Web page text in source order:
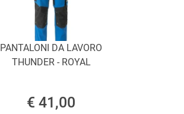
PANTALONI DA LAVORO
THUNDER - ROYAL
€ 41,00